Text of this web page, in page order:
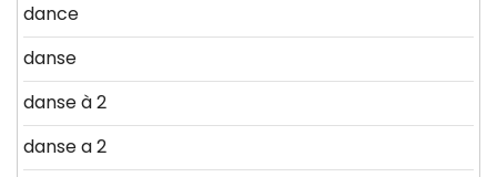
dance
danse
danse à 2
danse a 2